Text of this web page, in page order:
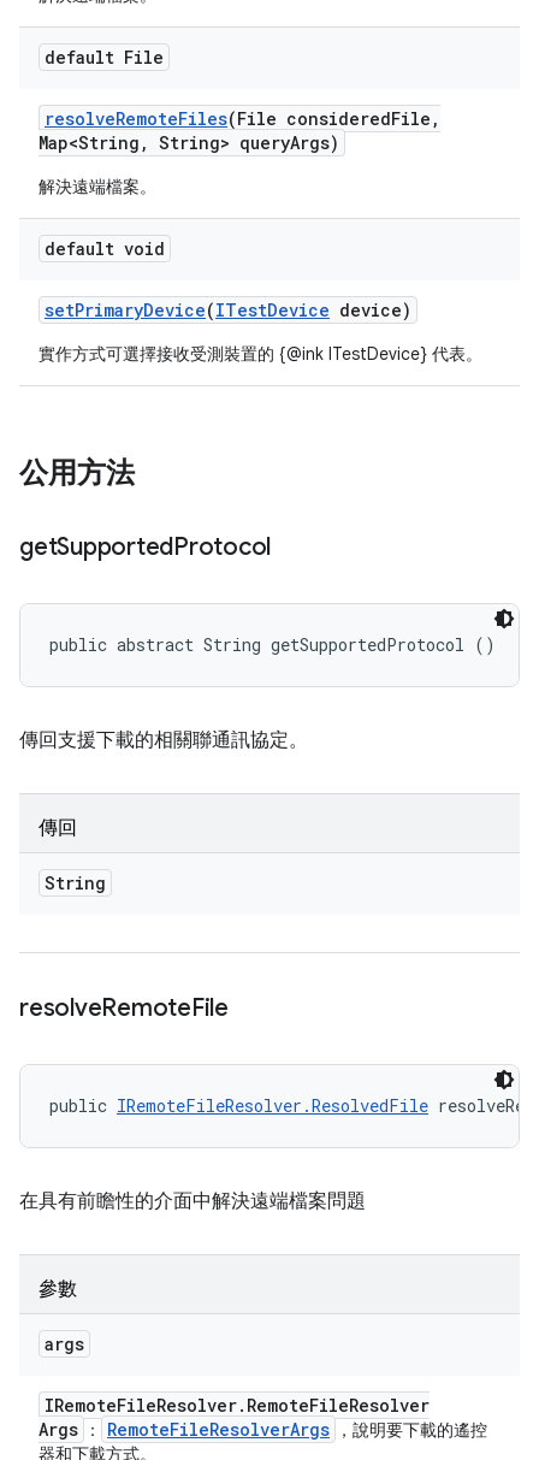
default File
resolveRemoteFiles(File consideredFile ,
Map<String , String> queryArgs)
解決遠端檔案。
default void
setPrimaryDevice(ITestDevice device)
實作方式可選擇接收受測裝置的 {@ink ITestDevice} 代表。
公用方法
getSupportedProtocol
public abstract String getSupportedProtocol ()
傳回支援下載的相關聯通訊協定。
傳回
String
resolveRemoteFile
public IRemoteFileResolver.ResolvedFile
在具有前瞻性的介面中解決遠端檔案問題
參數
args
IRemoteFileResolver. RemoteFileResolver
Args
： RemoteFileResolverArgs
，說明要下載的遙控
器和下載方式。